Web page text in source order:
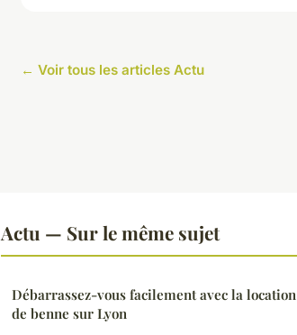
← Voir tous les articles Actu
Actu — Sur le même sujet
Débarrassez-vous facilement avec la location
de benne sur Lyon